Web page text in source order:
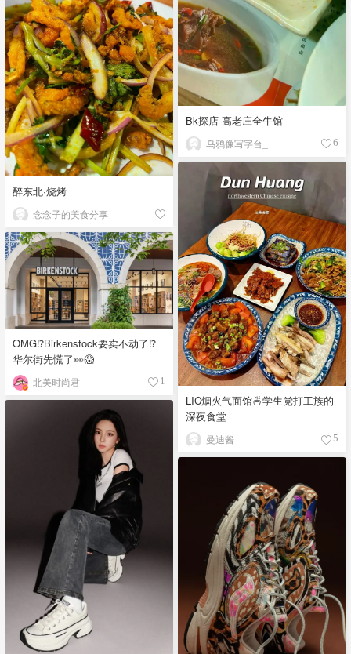
Bk探店 高老庄全牛馆
乌鸦像写字台_ 6
醉东北·烧烤
念念子的美食分享
LIC烟火气面馆🍜学生党打工族的
深夜食堂
曼迪酱 5
OMG⁉️Birkenstock要卖不动了⁉
华尔街先慌了👀😱
北美时尚君 1